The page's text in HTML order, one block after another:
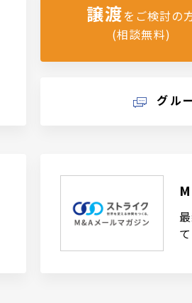
譲渡をご検討の
(相談無料)
グル